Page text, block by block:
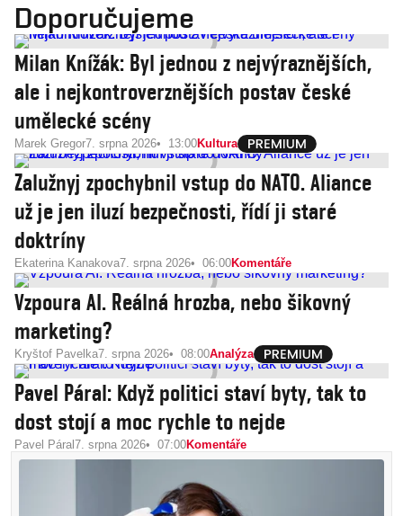
Doporučujeme
Milan Knížák: Byl jednou z nejvýraznějších,
ale i nejkontroverznějších postav české
umělecké scény
Marek Gregor7. srpna 2026 13:00Kultura
Zalužnyj zpochybnil vstup do NATO. Aliance
už je jen iluzí bezpečnosti, řídí ji staré
doktríny
Ekaterina Kanakova7. srpna 2026 06:00Komentáře
Vzpoura AI. Reálná hrozba, nebo šikovný
marketing?
Kryštof Pavelka7. srpna 2026 08:00Analýza
Pavel Páral: Když politici staví byty, tak to
dost stojí a moc rychle to nejde
Pavel Páral 7. srpna 2026 07:00Komentáře